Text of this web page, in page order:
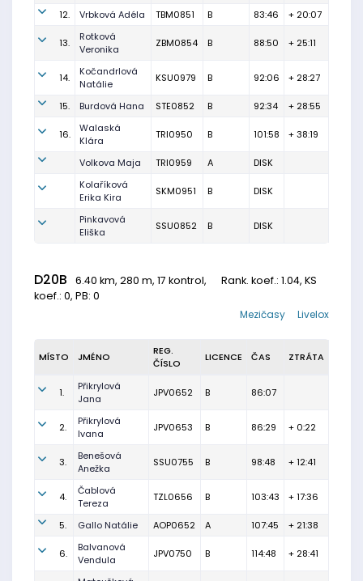
12. Vrbková Adéla TBM0851 B 83:46 + 20:07
13.
Rotková
Veronika
ZBM0854 B 88:50 + 25:11
14.
Kočandrlová
Natálie
KSU0979 B 92:06 + 28:27
15. Burdová Hana STE0852 B 92:34 + 28:55
16.
Walaská
Klára
TRI0950 B 101:58 + 38:19
Volkova Maja TRI0959 A
DISK
Kolaříková
Erika Kira
SKM0951 B DISK
Pinkavová
Eliška
SSU0852 B DISK
D20B 6.40 km, 280 m, 17 kontrol, Rank. koef.: 1.04, KS
koef.: 0, PB: 0
Livelox
Mezičasy
MÍSTO JMÉNO
REG.
ČÍSLO
LICENCE ČAS ZTRÁTA
1.
Přikrylová
Jana
JPV0652 B 86:07
2.
Přikrylová
Ivana
JPV0653 B 86:29 + 0:22
3.
Benešová
Anežka
SSU0755 B 98:48 + 12:41
4.
Čablová
Tereza
TZL0656 B 103:43 + 17:36
5. Gallo Natálie AOP0652 A 107:45 + 21:38
6.
Balvanová
Vendula
JPV0750 B 114:48 + 28:41